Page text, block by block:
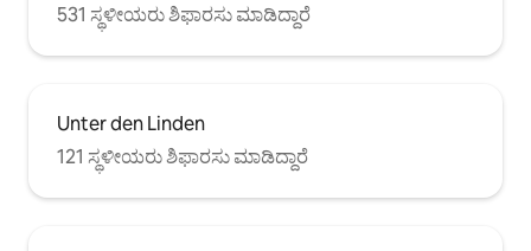
531 ಸ್ಥಳೀಯರು ಶಿಫಾರಸು ಮಾಡಿದ್ದಾರೆ
Unter den Linden
121 ಸ್ಥಳೀಯರು ಶಿಫಾರಸು ಮಾಡಿದ್ದಾರೆ